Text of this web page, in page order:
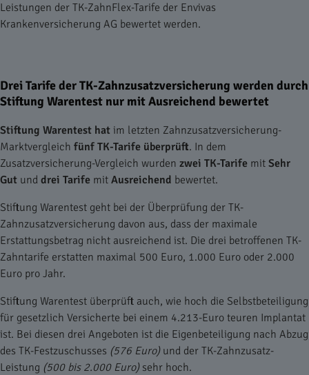
Leistungen der TK-ZahnFlex-Tarife der Envivas
Krankenversicherung AG bewertet werden.
Drei Tarife der TK-Zahnzusatzversicherung werden durch
Stiftung Warentest nur mit Ausreichend bewertet
Stiftung Warentest hat im letzten Zahnzusatzversicherung-
Marktvergleich fünf TK-Tarife überprüft. In dem
Zusatzversicherung-Vergleich wurden zwei TK-Tarife mit Sehr
Gut und drei Tarife mit Ausreichend bewertet.
Stiftung Warentest geht bei der Überprüfung der TK-
Zahnzusatzversicherung davon aus, dass der maximale
Erstattungsbetrag nicht ausreichend ist. Die drei betroffenen TK-
Zahntarife erstatten maximal 500 Euro, 1.000 Euro oder 2.000
Euro pro Jahr.
Stiftung Warentest überprüft auch, wie hoch die Selbstbeteiligung
für gesetzlich Versicherte bei einem 4.213-Euro teuren Implantat
ist. Bei diesen drei Angeboten ist die Eigenbeteiligung nach Abzug
des TK-Festzuschusses (576 Euro)und der TK-Zahnzusatz-
Leistung (500 bis 2.000 Euro)sehr hoch.